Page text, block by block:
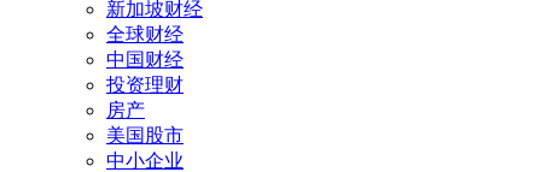
新加坡财经
全球财经
中国财经
投资理财
房产
美国股市
中小企业